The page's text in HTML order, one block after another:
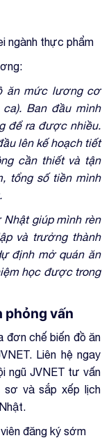
ngành thực phẩm
ăn mức lương cơ
Ban đầu mình
để ra được nhiều.
lên kế hoạch tiết
cần thiết và tận
tổng số tiền mình
giúp mình rèn
và trưởng thành
định mở quán ăn
học được trong
phỏng vấn
đơn chế biến đồ ăn
Liên hệ ngay
ngũ JVNET tư vấn
sơ và sắp xếp lịch
đăng ký sớm